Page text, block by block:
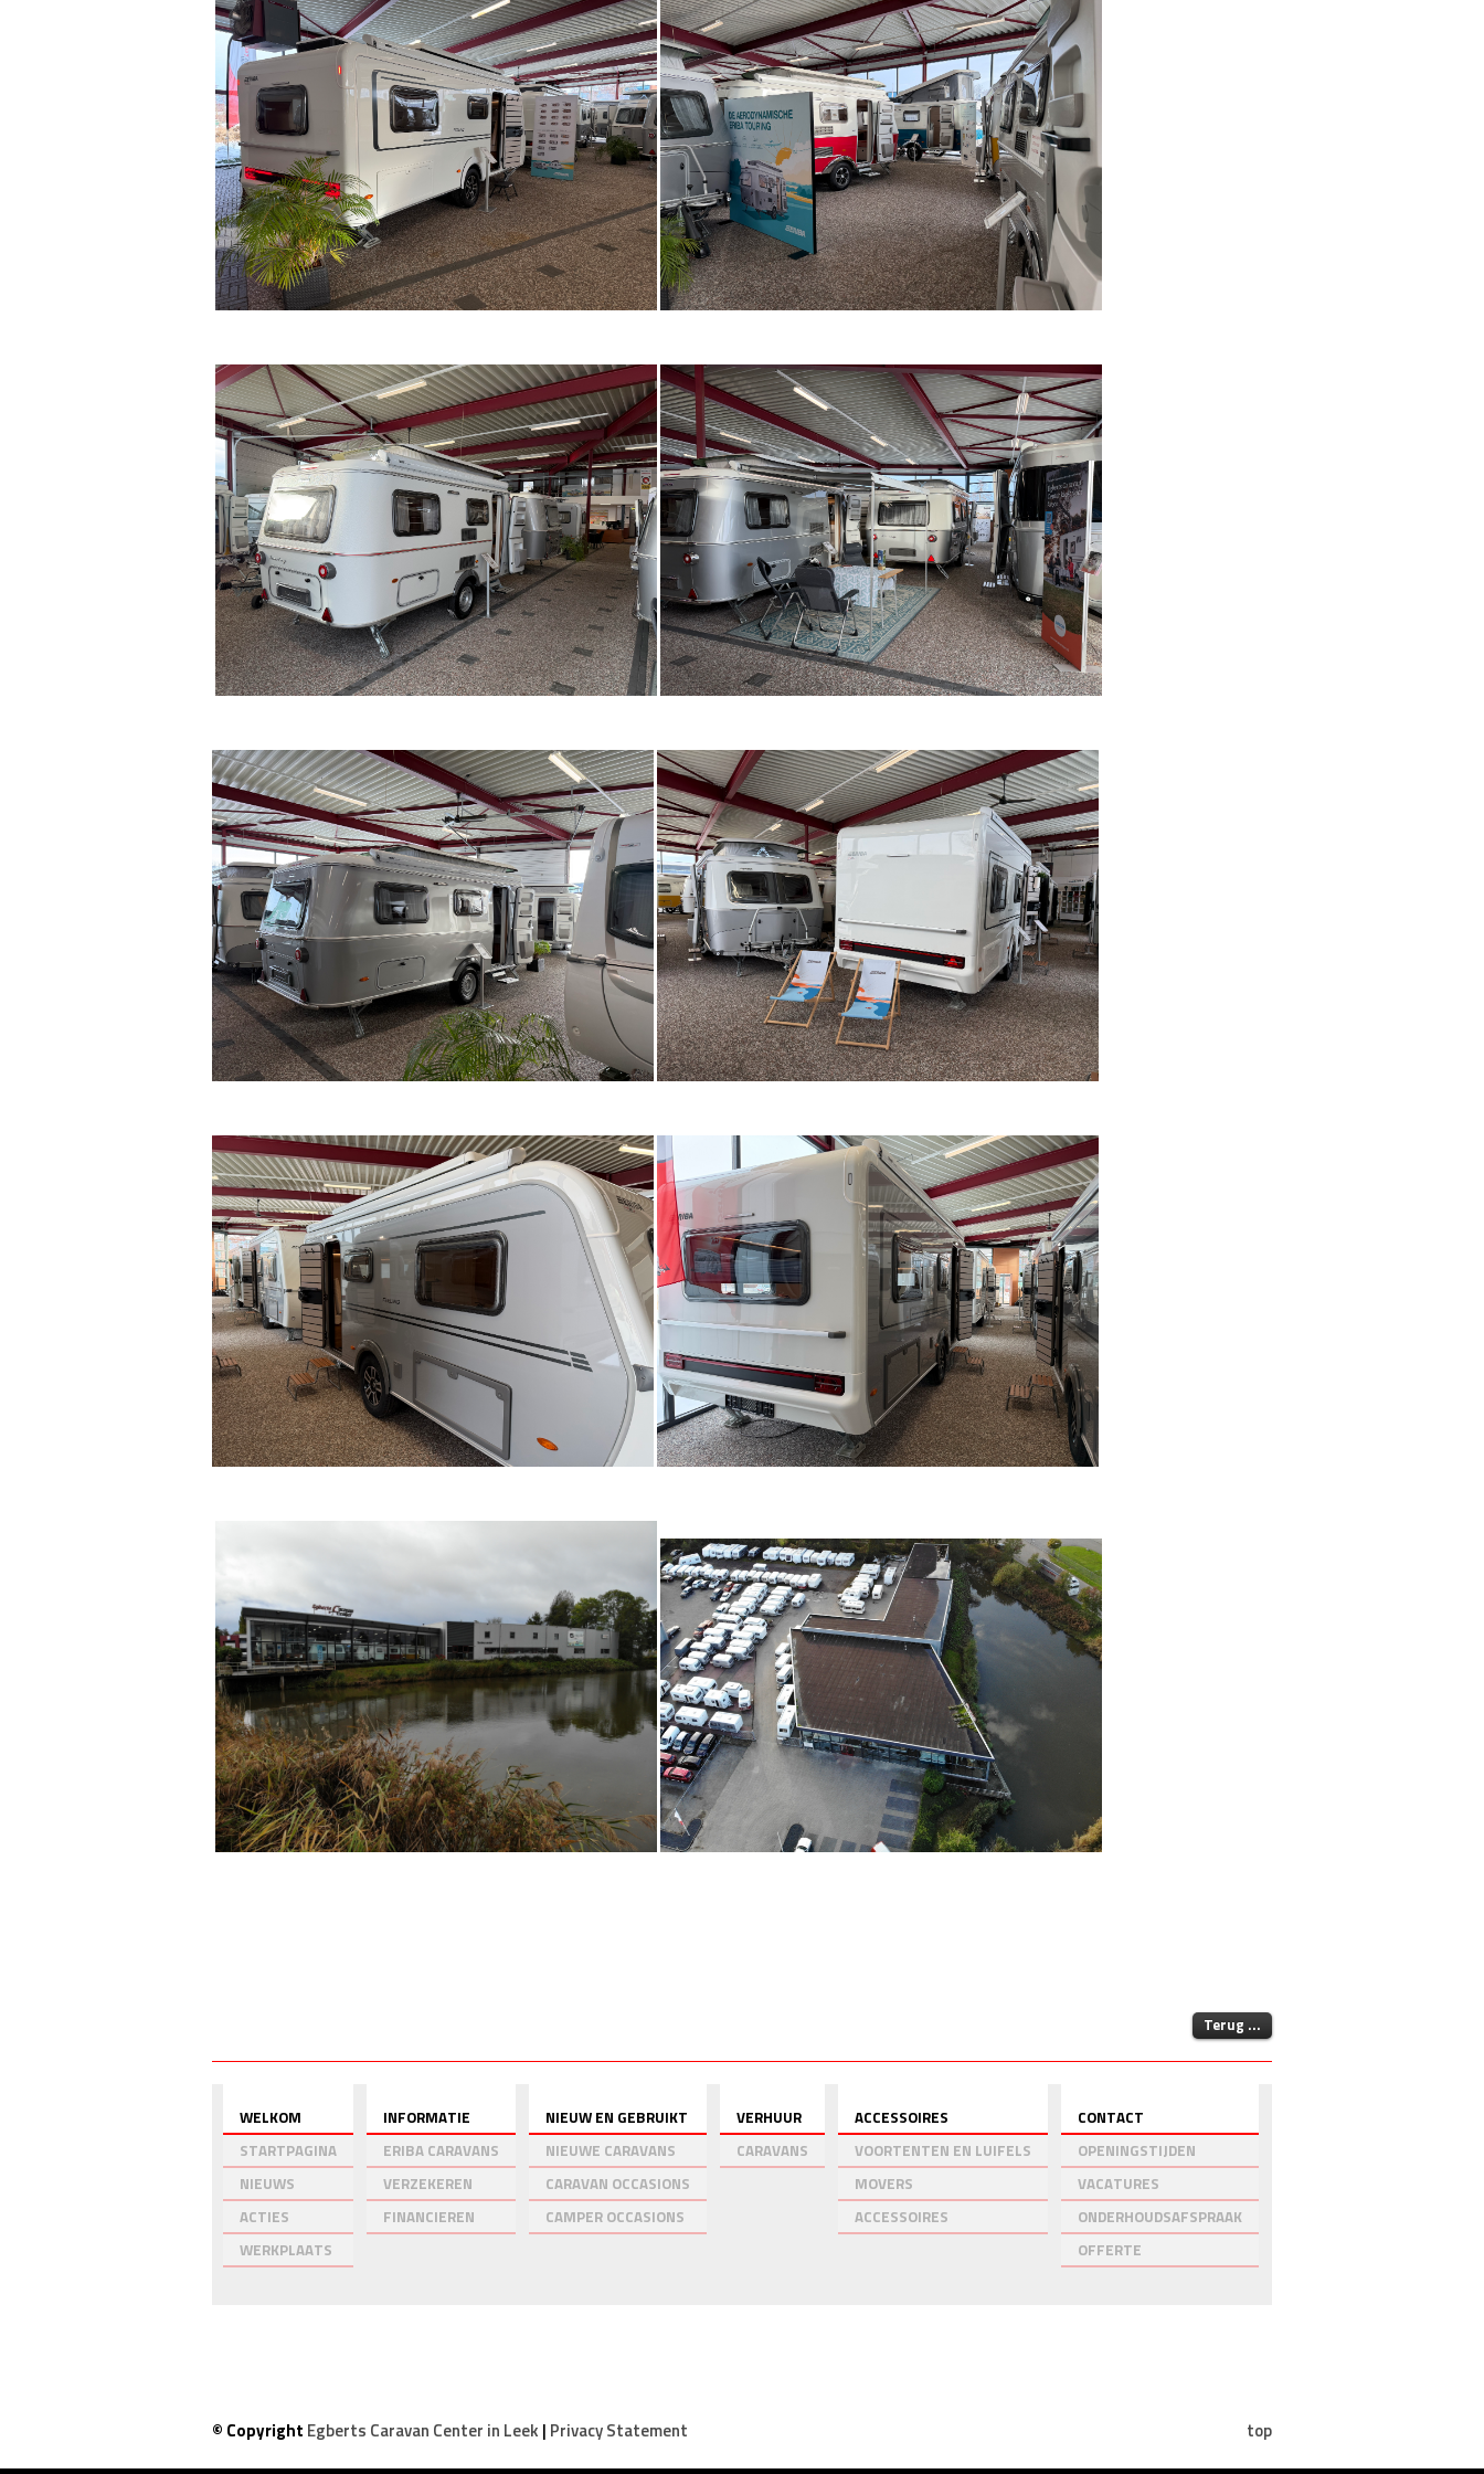
Terug ...
CONTACT
OPENINGSTIJDEN
VACATURES
ONDERHOUDSAFSPRAAK
OFFERTE
ACCESSOIRES
VOORTENTEN EN LUIFELS
MOVERS
ACCESSOIRES
VERHUUR
CARAVANS
NIEUW EN GEBRUIKT
NIEUWE CARAVANS
CARAVAN OCCASIONS
CAMPER OCCASIONS
INFORMATIE
ERIBA CARAVANS
VERZEKEREN
FINANCIEREN
WELKOM
STARTPAGINA
NIEUWS
ACTIES
WERKPLAATS
© Copyright Egberts Caravan Center in Leek | Privacy Statement top